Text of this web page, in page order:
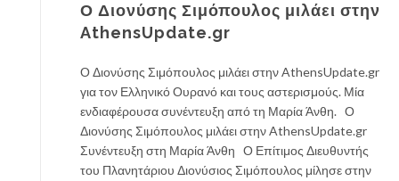
Ο Διονύσης Σιμόπουλος μιλάει στην
AthensUpdate.gr
Ο Διονύσης Σιμόπουλος μιλάει στην AthensUpdate.gr
για τον Ελληνικό Ουρανό και τους αστερισμούς. Μία
ενδιαφέρουσα συνέντευξη από τη Μαρία Άνθη. Ο
Διονύσης Σιμόπουλος μιλάει στην AthensUpdate.gr
Συνέντευξη στη Μαρία Άνθη Ο Επίτιμος Διευθυντής
του Πλανητάριου Διονύσιος Σιμόπουλος μίλησε στην